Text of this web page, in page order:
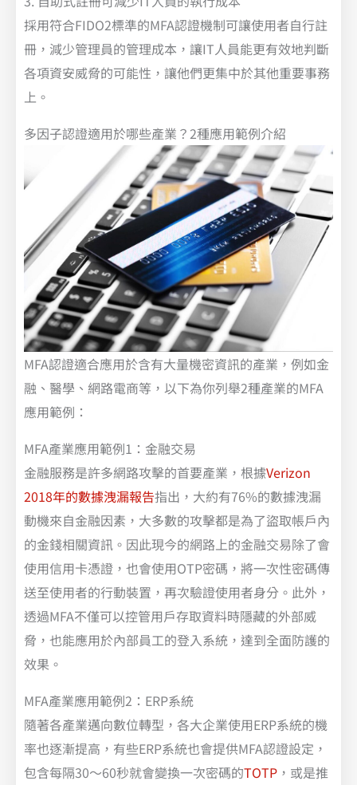
採用符合FIDO2標準的MFA認證機制可讓使用者自行註
冊，減少管理員的管理成本，讓IT人員能更有效地判斷
各項資安威脅的可能性，讓他們更集中於其他重要事務
上。
多因子認證適用於哪些產業？2種應用範例介紹
MFA認證適合應用於含有大量機密資訊的產業，例如金
融、醫學、網路電商等，以下為你列舉2種產業的MFA
應用範例：
MFA產業應用範例1：金融交易
金融服務是許多網路攻擊的首要產業，根據Verizon
2018年的數據洩漏報告指出，大約有76%的數據洩漏
動機來自金融因素，大多數的攻擊都是為了盜取帳戶內
的金錢相關資訊。因此現今的網路上的金融交易除了會
使用信用卡憑證，也會使用OTP密碼，將一次性密碼傳
送至使用者的行動裝置，再次驗證使用者身分。此外，
透過MFA不僅可以控管用戶存取資料時隱藏的外部威
脅，也能應用於內部員工的登入系統，達到全面防護的
效果。
MFA產業應用範例2：ERP系統
隨著各產業邁向數位轉型，各大企業使用ERP系統的機
率也逐漸提高，有些ERP系統也會提供MFA認證設定，
包含每隔30～60秒就會變換一次密碼的TOTP ，或是推